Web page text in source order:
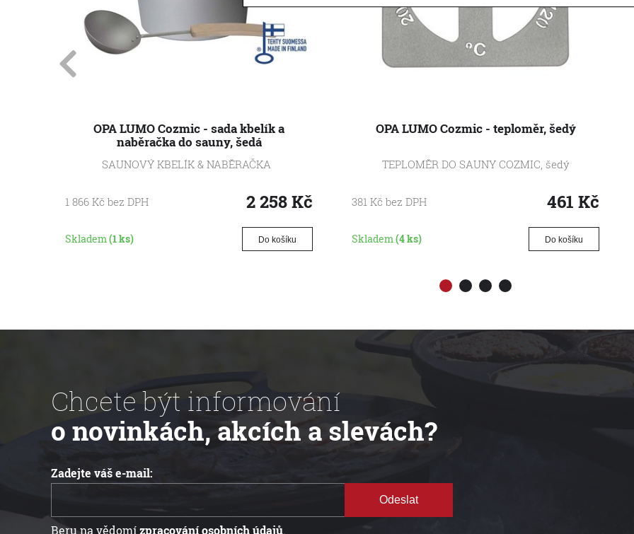
OPA LUMO Cozmic - sada kbelík a
naběračka do sauny, šedá
SAUNOVÝ KBELÍK & NABĚRAČKA
1 866 Kč bez DPH 2 258Kč
Skladem(1 ks) Do košíku
OPA LUMO Cozmic - teploměr, šedý
TEPLOMĚR DO SAUNY COZMIC, šedý
381 Kč bez DPH 461 Kč
Skladem(4 ks) Do košíku
Chcete být informování
o novinkách, akcích a slevách?
Zadejte váš e-mail:
Odeslat
Beru na vědomízpracování osobních údajů.